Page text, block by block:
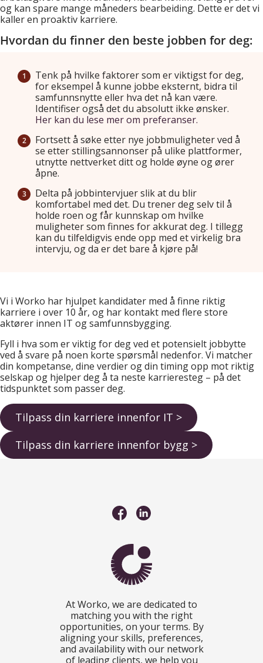
og kan spare mange måneders bearbeiding. Dette er det vi
kaller en proaktiv karriere.
Hvordan du finner den beste jobben for deg:
Tenk på hvilke faktorer som er viktigst for deg,
for eksempel å kunne jobbe eksternt, bidra til
samfunnsnytte eller hva det nå kan være.
Identifiser også det du absolutt ikke ønsker.
Her kan du lese mer om preferanser.
Fortsett å søke etter nye jobbmuligheter ved å
se etter stillingsannonser på ulike plattformer,
utnytte nettverket ditt og holde øyne og ører
åpne.
Delta på jobbintervjuer slik at du blir
komfortabel med det. Du trener deg selv til å
holde roen og får kunnskap om hvilke
muligheter som finnes for akkurat deg. I tillegg
kan du tilfeldigvis ende opp med et virkelig bra
intervju, og da er det bare å kjøre på!
Vi i Worko har hjulpet kandidater med å finne riktig
karriere i over 10 år, og har kontakt med flere store
aktører innen IT og samfunnsbygging.
Fyll i hva som er viktig for deg ved et potensielt jobbytte
ved å svare på noen korte spørsmål nedenfor. Vi matcher
din kompetanse, dine verdier og din timing opp mot riktig
selskap og hjelper deg å ta neste karrieresteg – på det
tidspunktet som passer deg.
Tilpass din karriere innenfor IT >
Tilpass din karriere innenfor bygg >
At Worko, we are dedicated to
matching you with the right
opportunities, on your terms. By
aligning your skills, preferences,
and availability with our network
of leading clients, we help you